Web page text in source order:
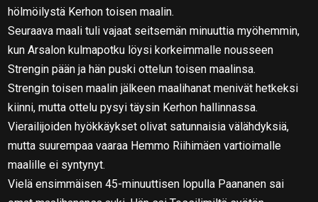
hölmöilystä Kerhon toisen maalin.
Seuraava maali tuli vajaat seitsemän minuuttia myöhemmin,
kun Arsalon kulmapotku löysi korkeimmalle nousseen
Strengin pään ja hän puski ottelun toisen maalinsa.
Strengin toisen maalin jälkeen maalihanat menivät hetkeksi
kiinni, mutta ottelu pysyi täysin Kerhon hallinnassa.
Vierailijoiden hyökkäykset olivat satunnaisia välähdyksiä,
mutta suurempaa vaaraa Hemmo Riihimäen vartioimalle
maalille ei syntynyt.
Vielä ensimmäisen 45-minuuttisen lopulla Paananen sai